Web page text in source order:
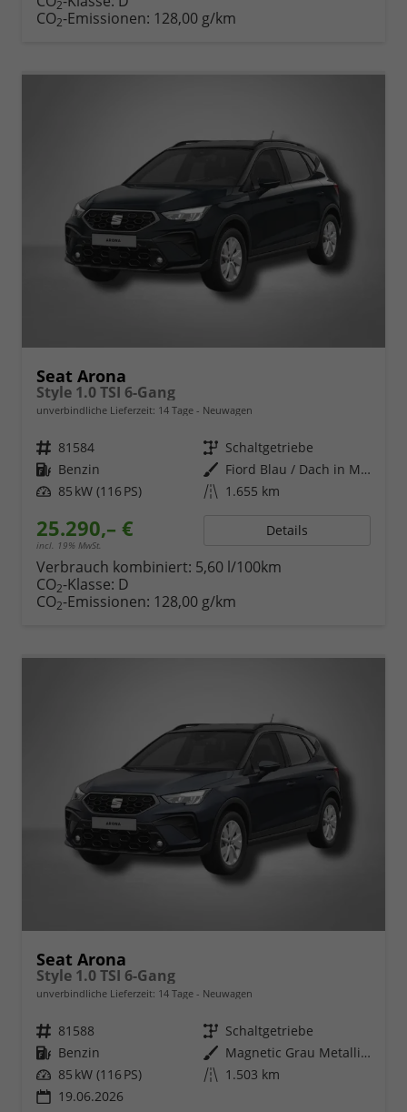
2
CO2-Emissionen: 128,00 g/km
Seat Arona
Style 1.0 TSI 6-Gang
unverbindliche Lieferzeit: 14 Tage Neuwagen
Fahrzeugnr. 81584 Getriebe Schaltgetriebe
Kraftstoff Benzin Außenfarbe
Fiord Blau / Dach in Midnight Schwarz Metallic
Leistung 85 kW (116 PS) Kilometerstand 1.655 km
25.290,– €
incl. 19% MwSt.
Details
Verbrauch kombiniert: 5,60 l/100km
CO2-Klasse: D
CO2-Emissionen: 128,00 g/km
Seat Arona
Style 1.0 TSI 6-Gang
unverbindliche Lieferzeit: 14 Tage Neuwagen
Fahrzeugnr. 81588 Getriebe Schaltgetriebe
Kraftstoff Benzin Außenfarbe
Magnetic Grau Metallic / Dach in Midnight Schwarz Metallic
Leistung 85 kW (116 PS) Kilometerstand 1.503 km
19.06.2026